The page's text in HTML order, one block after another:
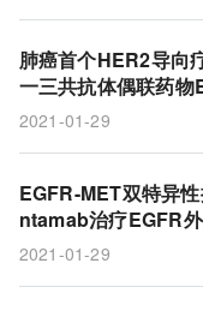
1型糖尿病
抗体
AD
Vertex
肺癌首个HER2导向
一三共抗体偶联药
过表达肺癌疗效强劲！
2021-01-29
EGFR-MET双特异
ntamab治疗EGFR
癌(NSCLC)：总缓解
2021-01-29